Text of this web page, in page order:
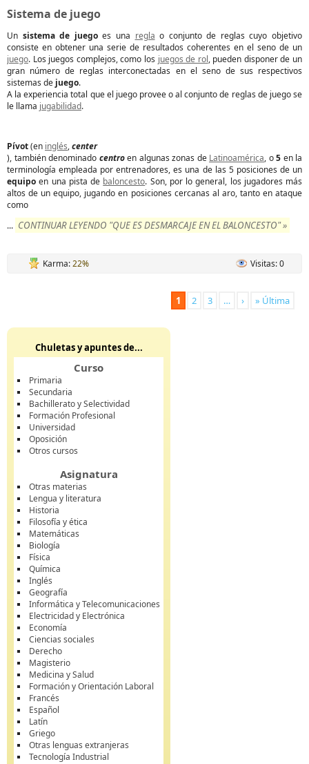
Sistema de juego
Un sistema de juegoes una regla o conjunto de reglas cuyo objetivo
consiste en obtener una serie de resultados coherentes en el seno de un
juego. Los juegos complejos, como los juegos de rol, pueden disponer de un
gran número de reglas interconectadas en el seno de sus respectivos
sistemas de juego.
A la experiencia total que el juego provee o al conjunto de reglas de juego se
le llama jugabilidad.
Pívot(en inglés,center
), también denominado centroen algunas zonas de Latinoamérica, o5 en la
terminología empleada por entrenadores, es una de las 5 posiciones de un
equipo en una pista de baloncesto. Son, por lo general, los jugadores más
altos de un equipo, jugando en posiciones cercanas al aro, tanto en ataque
como
... CONTINUAR LEYENDO "QUE ES DESMARCAJE EN EL BALONCESTO" »
Karma:22% Visitas: 0
1 2 3 … › » Última
Chuletas y apuntes de...
Curso
Primaria
Secundaria
Bachillerato y Selectividad
Formación Profesional
Universidad
Oposición
Otros cursos
Asignatura
Otras materias
Lengua y literatura
Historia
Filosofía y ética
Matemáticas
Biología
Física
Química
Inglés
Geografía
Informática y Telecomunicaciones
Electricidad y Electrónica
Economía
Ciencias sociales
Derecho
Magisterio
Medicina y Salud
Formación y Orientación Laboral
Francés
Español
Latín
Griego
Otras lenguas extranjeras
Tecnología Industrial